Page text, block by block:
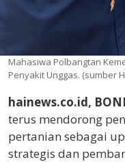
Mahasiwa Polbangtan
Penyakit Unggas. (sumber
hainews.co.id,
terus mendorong
pertanian sebagai
strategis dan